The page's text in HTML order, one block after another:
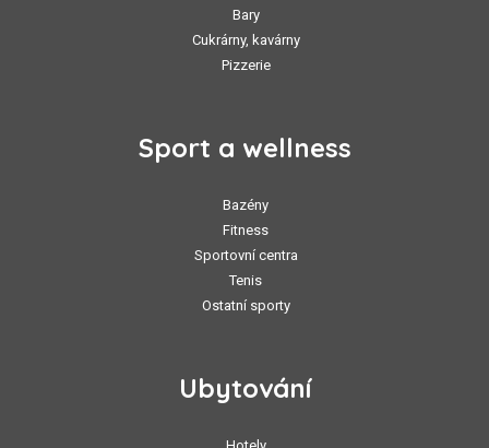
Bary
Cukrárny, kavárny
Pizzerie
Sport a wellness
Bazény
Fitness
Sportovní centra
Tenis
Ostatní sporty
Ubytování